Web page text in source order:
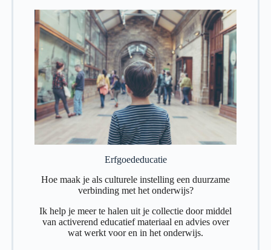
Erfgoededucatie
Hoe maak je als culturele instelling een duurzame
verbinding met het onderwijs?
Ik help je meer te halen uit je collectie door middel
van activerend educatief materiaal en advies over
wat werkt voor en in het onderwijs.